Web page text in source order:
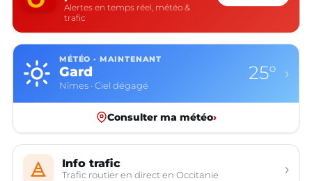
Alertes en temps réel, météo &
trafic
MÉTÉO · MAINTENANT
Gard
Nîmes · Ciel dégagé
25° ›
Consulter ma météo›
Info trafic
Trafic routier en direct en Occitanie ›